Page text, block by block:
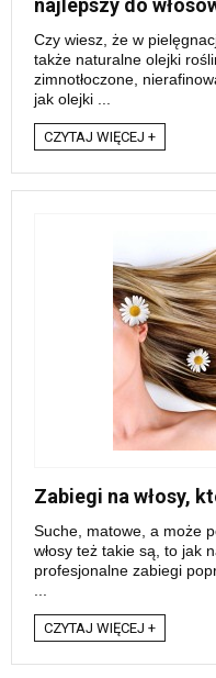
najlepszy do
Czy wiesz, że w
także naturalne olejki
zimnotłoczone,
jak olejki ...
CZYTAJ WIĘCEJ +
Zabiegi na włosy,
Suche, matowe, a może
włosy też takie są, to jak
profesjonalne zabiegi
...
CZYTAJ WIĘCEJ +